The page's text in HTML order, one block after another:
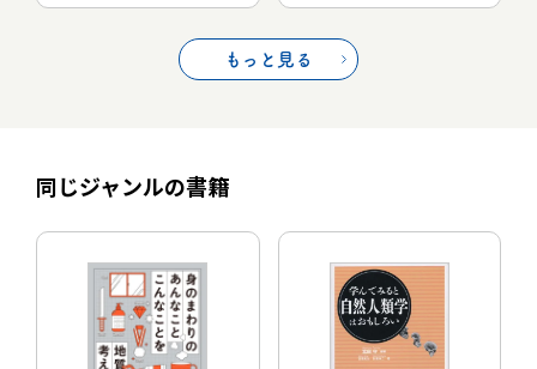
もっと見る
同じジャンルの書籍